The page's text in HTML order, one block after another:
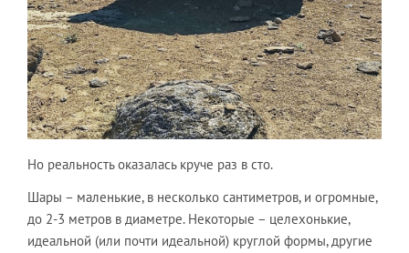
Но реальность оказалась круче раз в сто.
Шары – маленькие, в несколько сантиметров, и огромные,
до 2-3 метров в диаметре. Некоторые – целехонькие,
идеальной (или почти идеальной) круглой формы, другие